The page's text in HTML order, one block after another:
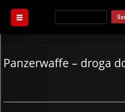
Panzerwaffe – droga